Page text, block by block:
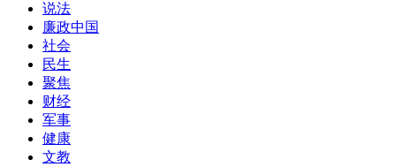
说法
廉政中国
社会
民生
聚焦
财经
军事
健康
文教